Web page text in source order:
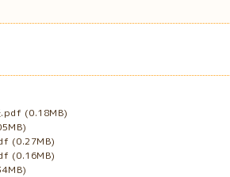
.pdf (0.18MB)
(0.27MB)
(0.16MB)